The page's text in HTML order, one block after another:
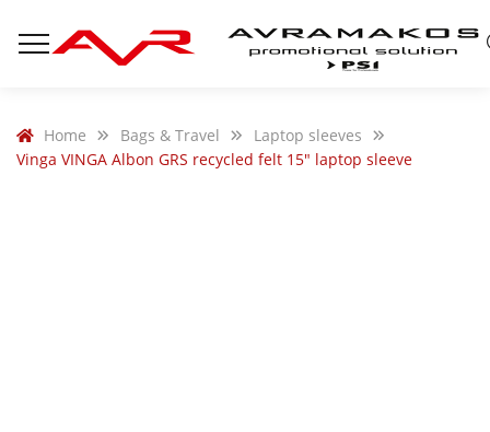
Home Bags & Travel
Laptop sleeves
Vinga VINGA Albon GRS recycled felt 15″ laptop sleeve